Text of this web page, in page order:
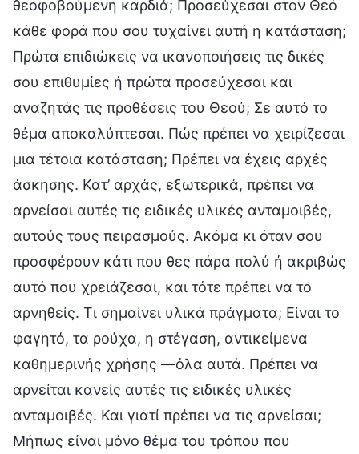
θεοφοβούμενη καρδιά; Προσεύχεσαι στον Θεό
κάθε φορά που σου τυχαίνει αυτή η κατάσταση;
Πρώτα επιδιώκεις να ικανοποιήσεις τις δικές
σου επιθυμίες ή πρώτα προσεύχεσαι και
αναζητάς τις προθέσεις του Θεού; Σε αυτό το
θέμα αποκαλύπτεσαι. Πώς πρέπει να χειρίζεσαι
μια τέτοια κατάσταση; Πρέπει να έχεις αρχές
άσκησης. Κατ’ αρχάς, εξωτερικά, πρέπει να
αρνείσαι αυτές τις ειδικές υλικές ανταμοιβές,
αυτούς τους πειρασμούς. Ακόμα κι όταν σου
προσφέρουν κάτι που θες πάρα πολύ ή ακριβώς
αυτό που χρειάζεσαι, και τότε πρέπει να το
αρνηθείς. Τι σημαίνει υλικά πράγματα; Είναι το
φαγητό, τα ρούχα, η στέγαση, αντικείμενα
καθημερινής χρήσης —όλα αυτά. Πρέπει να
αρνείται κανείς αυτές τις ειδικές υλικές
ανταμοιβές. Και γιατί πρέπει να τις αρνείσαι;
Μήπως είναι μόνο θέμα του τρόπου που